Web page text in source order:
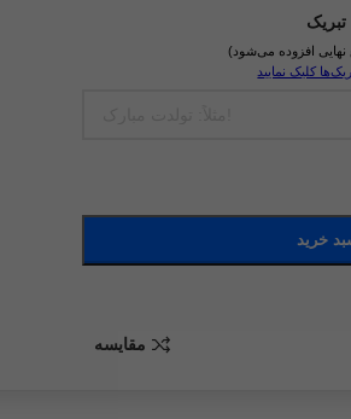
کلیک نمایید
خرید
مقايسه